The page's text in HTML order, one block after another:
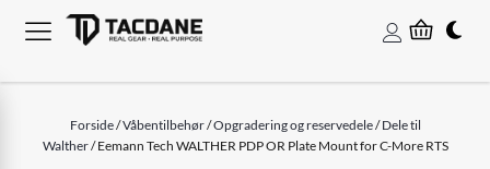
Forside/Våbentilbehør/Opgradering og reservedele/Dele til
Walther/ Eemann Tech WALTHER PDP OR Plate Mount for C-More RTS